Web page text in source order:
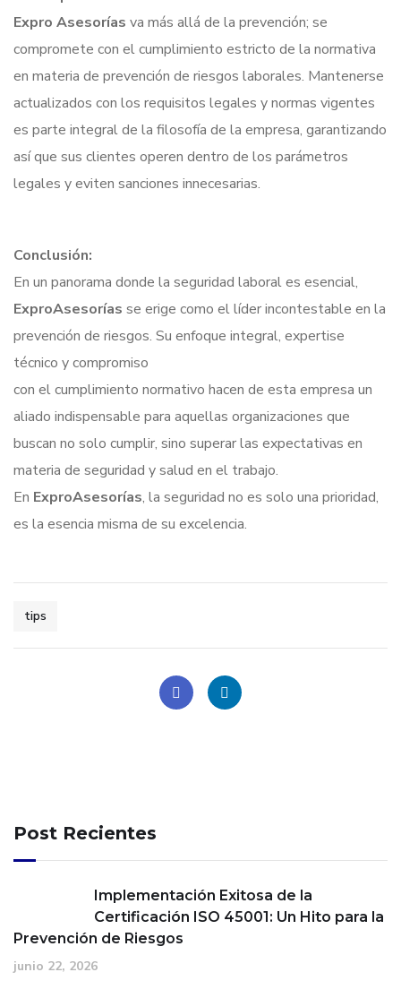
Expro Asesorías va más allá de la prevención; se
compromete con el cumplimiento estricto de la normativa
en materia de prevención de riesgos laborales. Mantenerse
actualizados con los requisitos legales y normas vigentes
es parte integral de la filosofía de la empresa, garantizando
así que sus clientes operen dentro de los parámetros
legales y eviten sanciones innecesarias.
Conclusión:
En un panorama donde la seguridad laboral es esencial,
ExproAsesorías se erige como el líder incontestable en la
prevención de riesgos. Su enfoque integral, expertise
técnico y compromiso
con el cumplimiento normativo hacen de esta empresa un
aliado indispensable para aquellas organizaciones que
buscan no solo cumplir, sino superar las expectativas en
materia de seguridad y salud en el trabajo.
En ExproAsesorías, la seguridad no es solo una prioridad,
es la esencia misma de su excelencia.
tips
Post Recientes
Implementación Exitosa de la
Certificación ISO 45001: Un Hito para la
Prevención de Riesgos
junio 22, 2026